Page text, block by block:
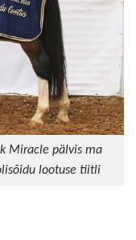
Miracle pälvis ma
lootuse tiitli